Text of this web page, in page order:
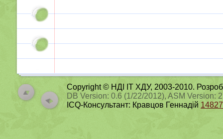
Copyright © НДІ ІТ ХДУ, 2003-2010.
DB Version: 0.6 (1/22/2012), ASM Version:
ICQ-Консультант: Кравцов Геннадій